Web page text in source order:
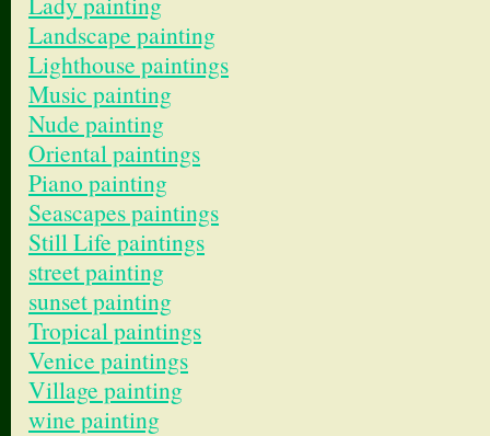
Landscape painting
Lighthouse paintings
Music painting
Nude painting
Oriental paintings
Piano painting
Seascapes paintings
Still Life paintings
street painting
sunset painting
Tropical paintings
Venice paintings
Village painting
wine painting